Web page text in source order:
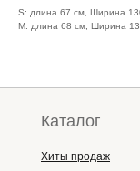
S: длина 67 см, Ширина
М: длина 68 см, Ширина
Каталог
Хиты продаж